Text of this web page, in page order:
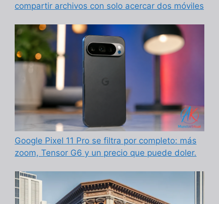
compartir archivos con solo acercar dos móviles
Google Pixel 11 Pro se filtra por completo: más
zoom, Tensor G6 y un precio que puede doler.